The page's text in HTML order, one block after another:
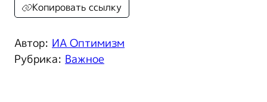
Автор: ИА Оптимизм
Рубрика: Важное
Копировать ссылку